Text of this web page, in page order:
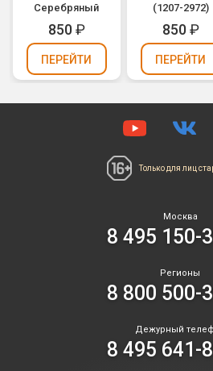
Серебряный
850₽
ПЕРЕЙТИ
(1207-2972)
850₽
ПЕРЕЙТИ
Только для лиц
Москва
8 495 150-
Регионы
8 800 500-
Дежурный
8 495 641-